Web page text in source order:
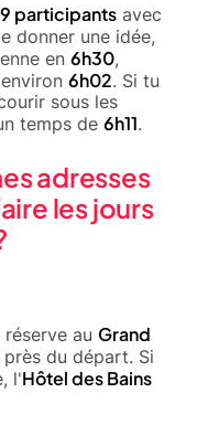
participants avec
donner une idée,
en 6h30,
6h02. Si tu
sous les
temps de 6h11.
adresses
les jours
au Grand
du départ. Si
l'Hôtel des Bains